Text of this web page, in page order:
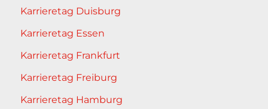
Karrieretag Duisburg
Karrieretag Essen
Karrieretag Frankfurt
Karrieretag Freiburg
Karrieretag Hamburg